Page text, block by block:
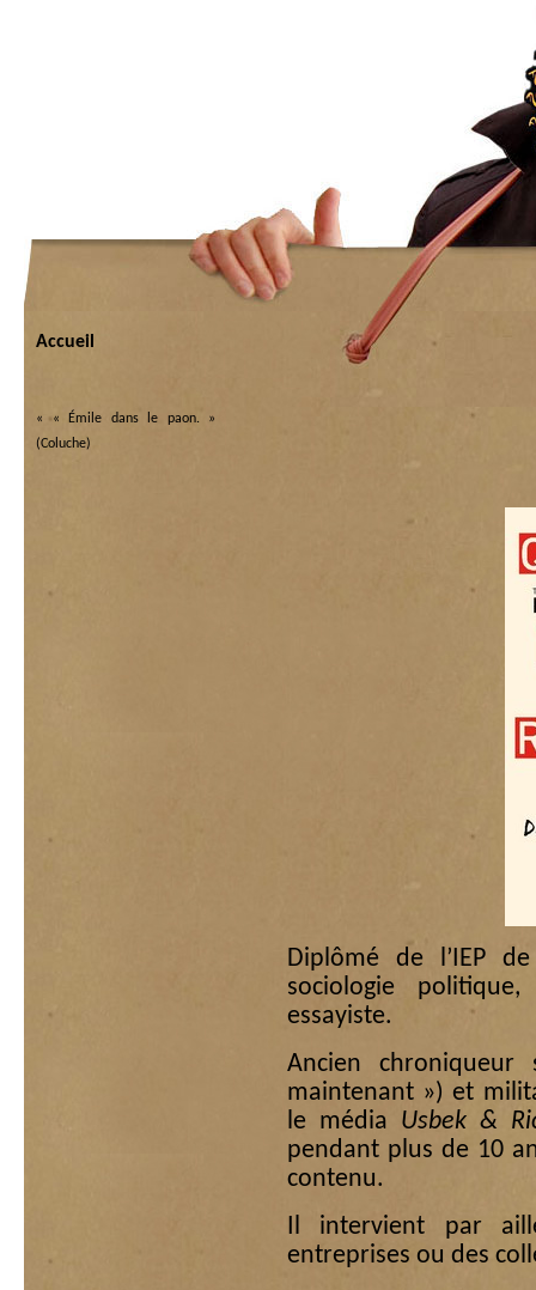
Accueil
«« Émile dans le paon. »
(Coluche)
Diplômé de l’IEP
sociologie
essayiste.
Ancien
maintenant ») et
le média Usbek &
pendant plus de 10
contenu.
Il intervient par
entreprises ou des